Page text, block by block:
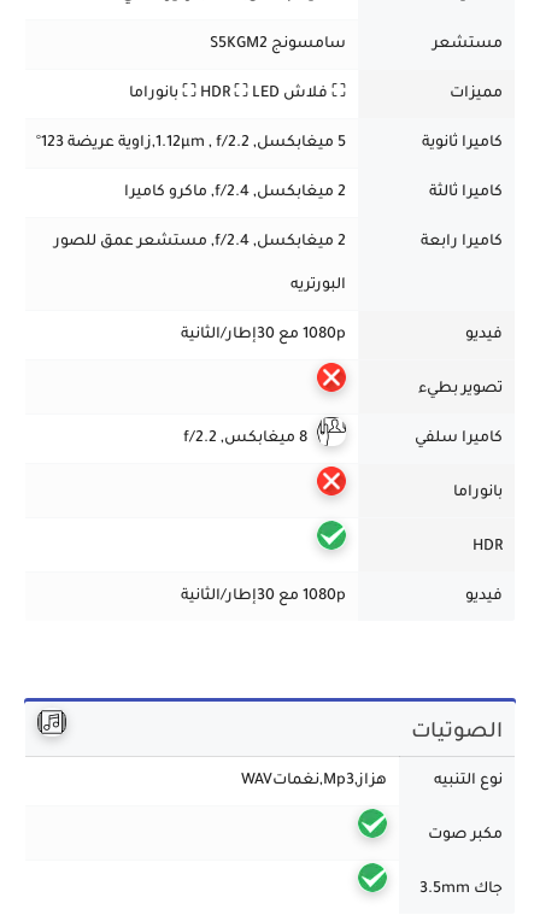
مستشعر سامسونج S5KGM2
مميزات ⛶ فلاش HDR ⛶ LED ⛶ بانوراما
كاميرا ثانوية 5 ميغابكسل, 1.12µm , f/2.2,زاوية عريضة 123°
كاميرا ثالثة 2 ميغابكسل ,
كاميرا رابعة 2 ميغابكسل , f/2.4, مستشعر عمق للصور
البورتريه
فيديو 1080p مع 30إطار/الثانية
تصوير بطيء
كاميرا سلفي 8 ميغابكس, f/2.2
بانوراما
HDR
فيديو 1080p مع 30إطار/الثانية
الصوتيات
نوع التنبيه هزاز,Mp3,نغماتWAV
مكبر صوت
جاك 3.5mm